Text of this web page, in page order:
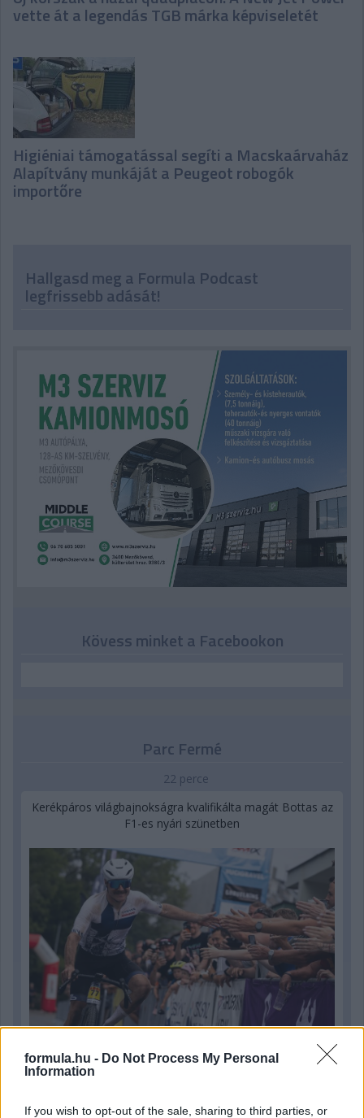
formula.hu - Do Not Process My Personal
Information
If you wish to opt-out of the sale, sharing to third parties, or
vette át a legendás TGB márka képviseletét
Higiéniai támogatással segíti a Macskaárvaház
Alapítvány munkáját a Peugeot robogók
importőre
Hallgasd meg a Formula Podcast
legfrissebb adását!
Kövess minket a Facebookon
Parc Fermé
22 perce
Kerékpáros világbajnokságra kvalifikálta magát Bottas az
F1-es nyári szünetben
20 órája